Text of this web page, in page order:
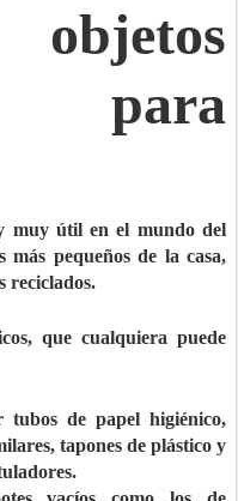
para
muy útil en el mundo del
más pequeños de la casa,
reciclados.
que cualquiera puede
tubos de papel higiénico,
tapones de plástico y